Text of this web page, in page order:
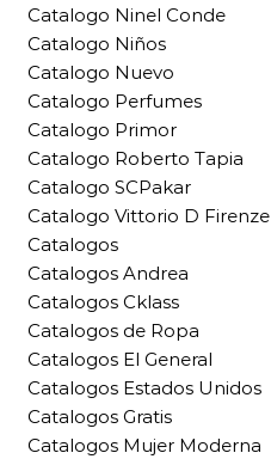
Catalogo Ninel Conde
Catalogo Niños
Catalogo Nuevo
Catalogo Perfumes
Catalogo Primor
Catalogo Roberto Tapia
Catalogo SCPakar
Catalogo Vittorio D Firenze
Catalogos
Catalogos Andrea
Catalogos Cklass
Catalogos de Ropa
Catalogos El General
Catalogos Estados Unidos
Catalogos Gratis
Catalogos Mujer Moderna